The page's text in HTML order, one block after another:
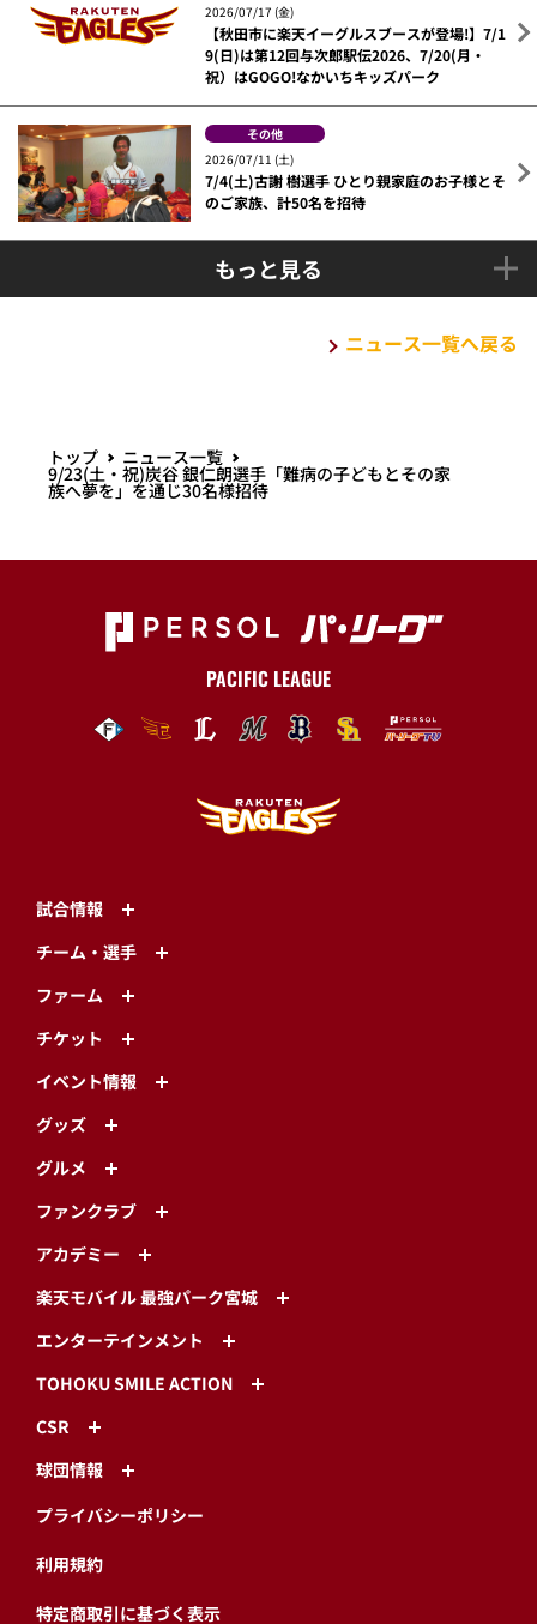
2026/07/17 (金)
【秋田市に楽天イーグルスブースが登場!】7/1
9(日)は第12回与次郎駅伝2026、7/20(月・
祝）はGOGO!なかいちキッズパーク
その他
2026/07/11 (土)
7/4(土)古謝 樹選手 ひとり親家庭のお子様とそ
のご家族、計50名を招待
もっと見る
ニュース一覧へ戻る
トップ ニュース一覧
9/23(土・祝)炭谷 銀仁朗選手「難病の子どもとその家
族へ夢を」を通じ30名様招待
PACIFIC LEAGUE
試合情報
チーム・選手
ファーム
チケット
イベント情報
グッズ
グルメ
ファンクラブ
アカデミー
楽天モバイル 最強パーク宮城
エンターテインメント
TOHOKU SMILE ACTION
CSR
球団情報
プライバシーポリシー
利用規約
特定商取引に基づく表示